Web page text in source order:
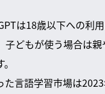
は18歳以下への利
子どもが使う場合は
た言語学習市場は